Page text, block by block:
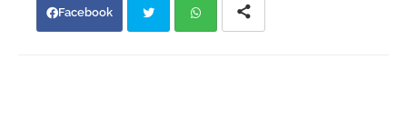
Facebook